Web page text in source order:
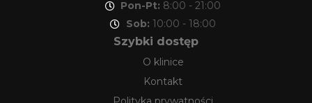
Pon-Pt: 8:00 - 21:00
Sob: 10:00 - 18:00
Szybki dostęp
O klinice
Kontakt